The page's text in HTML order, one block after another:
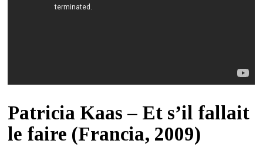
Patricia Kaas – Et s’il fallait
le faire (Francia, 2009)